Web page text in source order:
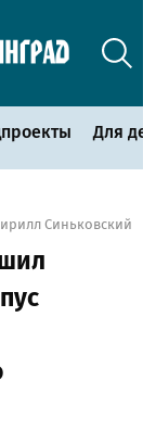
Для
Синьковский